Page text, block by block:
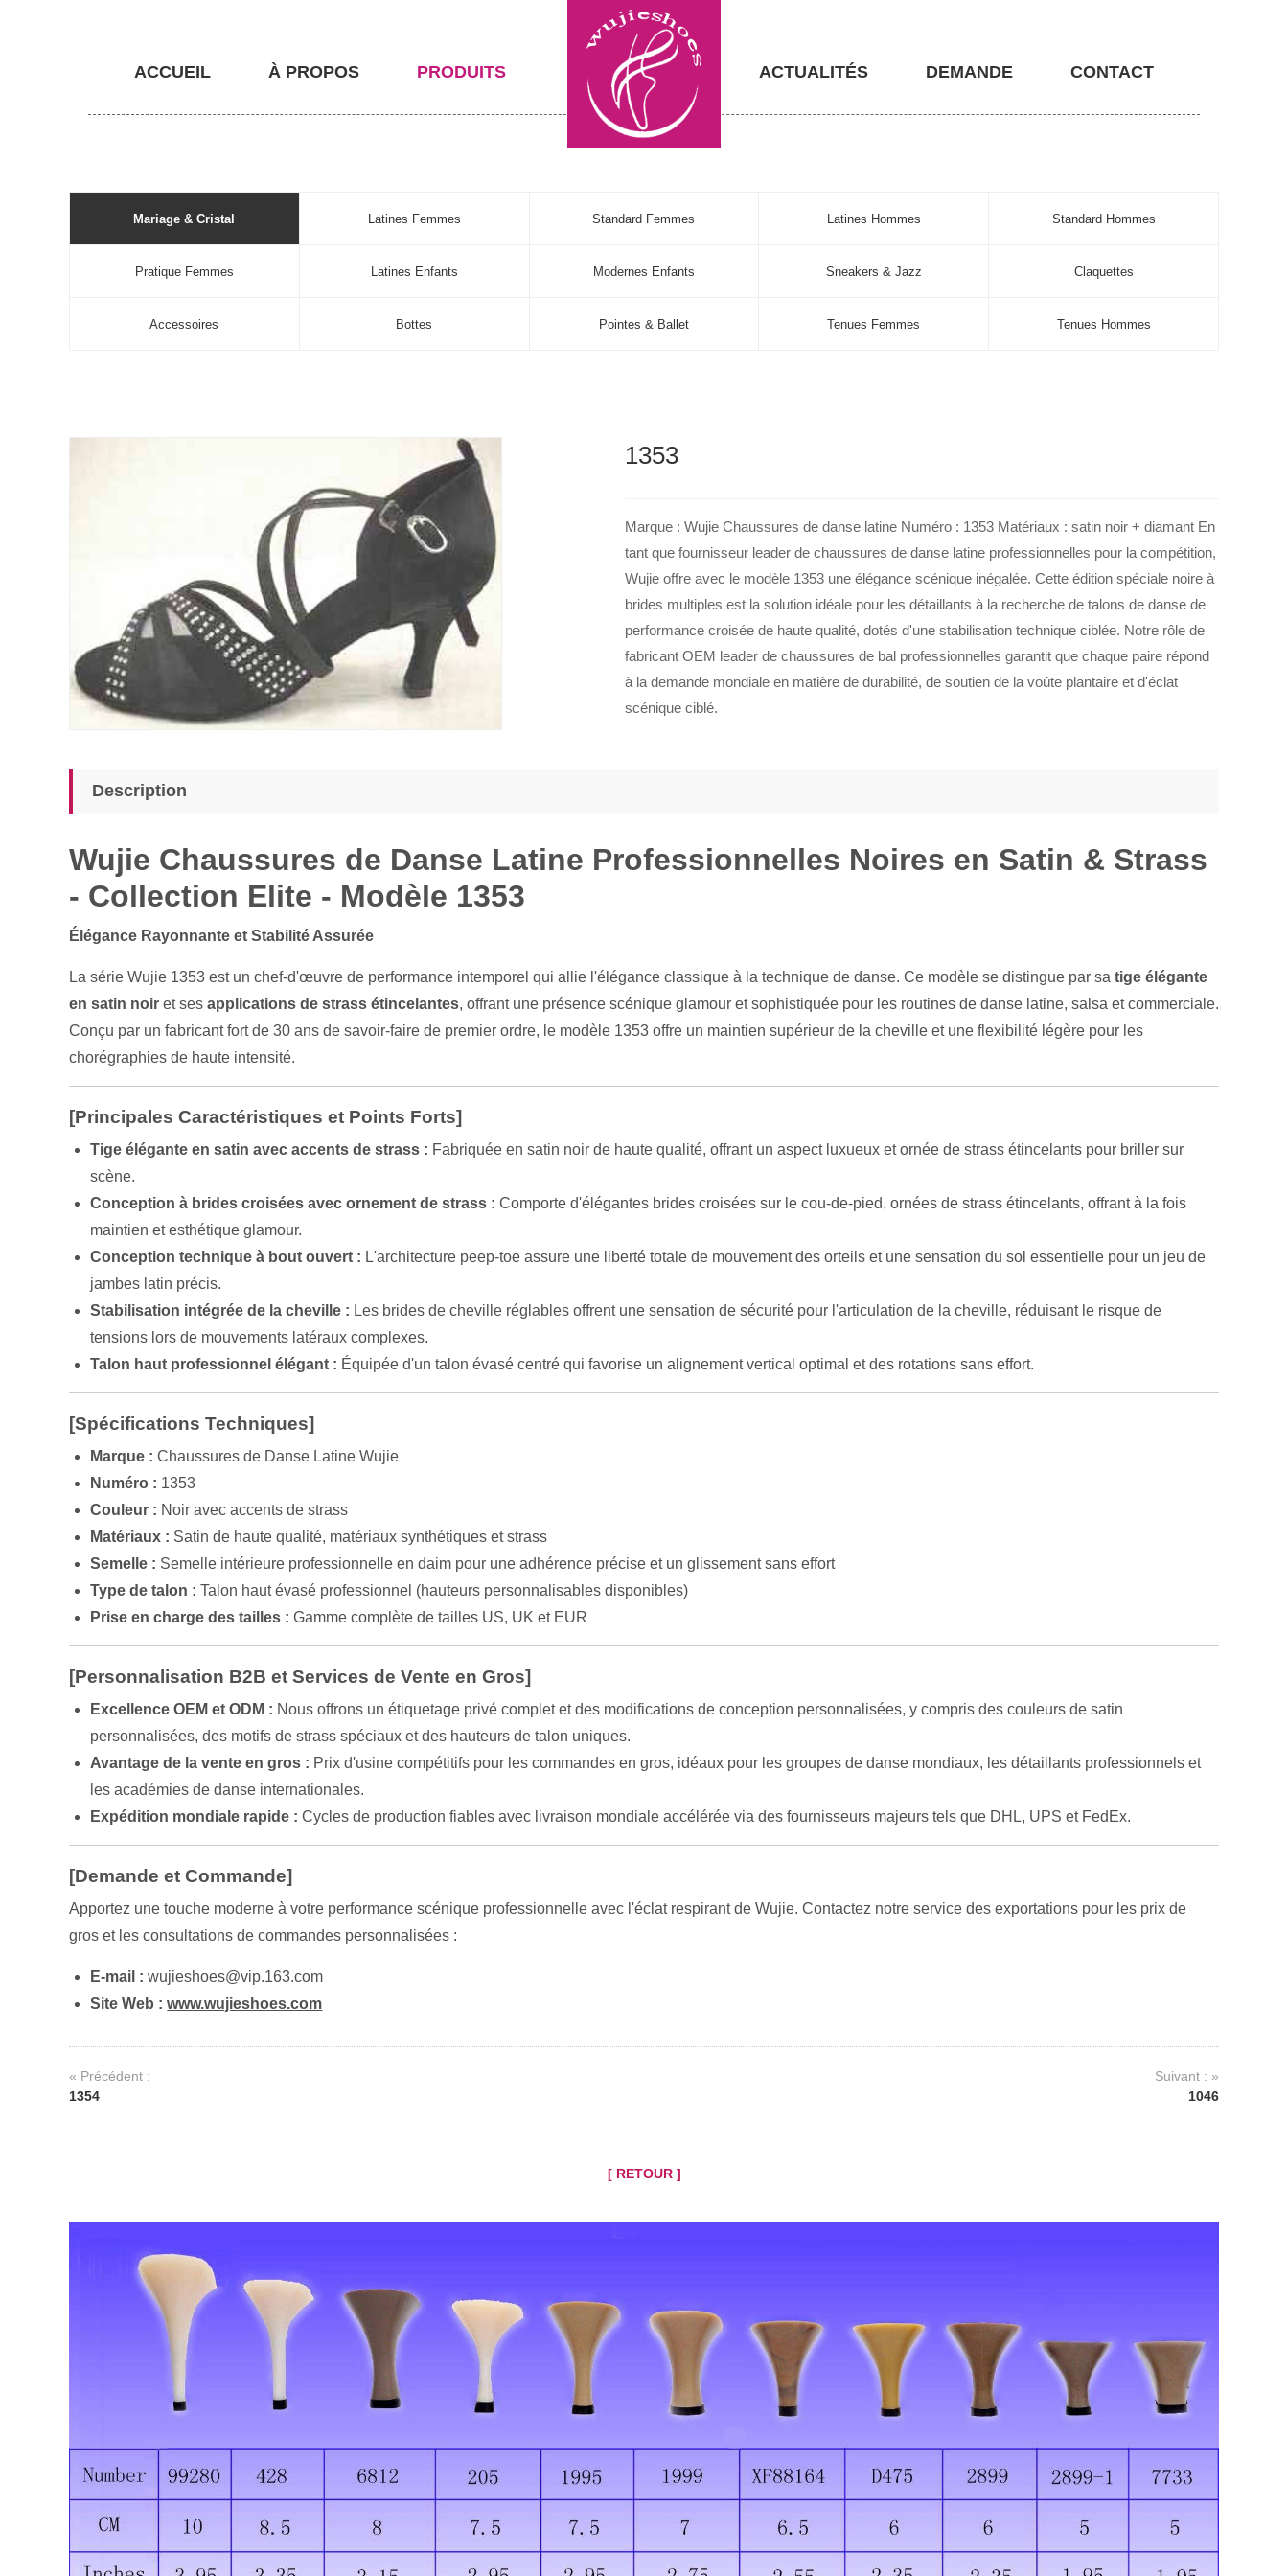
ACCUEIL À PROPOS PRODUITS ACTUALITÉS DEMANDE CONTACT
Mariage & Cristal Latines Femmes Standard Femmes Latines Hommes Standard Hommes
Pratique Femmes Latines Enfants Modernes Enfants Sneakers & Jazz Claquettes
Accessoires Bottes Pointes & Ballet Tenues Femmes Tenues Hommes
1353
Marque : Wujie Chaussures de danse latine Numéro : 1353 Matériaux : satin noir + diamant En
tant que fournisseur leader de chaussures de danse latine professionnelles pour la compétition,
Wujie offre avec le modèle 1353 une élégance scénique inégalée. Cette édition spéciale noire à
brides multiples est la solution idéale pour les détaillants à la recherche de talons de danse de
performance croisée de haute qualité, dotés d'une stabilisation technique ciblée. Notre rôle de
fabricant OEM leader de chaussures de bal professionnelles garantit que chaque paire répond
à la demande mondiale en matière de durabilité, de soutien de la voûte plantaire et d'éclat
scénique ciblé.
Description
Wujie Chaussures de Danse Latine Professionnelles Noires en Satin & Strass
- Collection Elite - Modèle 1353
Élégance Rayonnante et Stabilité Assurée
La série Wujie 1353 est un chef-d'œuvre de performance intemporel qui allie l'élégance classique à la technique de danse. Ce modèle se distingue par sa tige élégante
en satin noir et ses applications de strass étincelantes, offrant une présence scénique glamour et sophistiquée pour les routines de danse latine, salsa et commerciale.
Conçu par un fabricant fort de 30 ans de savoir-faire de premier ordre, le modèle 1353 offre un maintien supérieur de la cheville et une flexibilité légère pour les
chorégraphies de haute intensité.
[Principales Caractéristiques et Points Forts]
Tige élégante en satin avec accents de strass : Fabriquée en satin noir de haute qualité, offrant un aspect luxueux et ornée de strass étincelants pour briller sur
scène.
Conception à brides croisées avec ornement de strass : Comporte d'élégantes brides croisées sur le cou-de-pied, ornées de strass étincelants, offrant à la fois
maintien et esthétique glamour.
Conception technique à bout ouvert : L'architecture peep-toe assure une liberté totale de mouvement des orteils et une sensation du sol essentielle pour un jeu de
jambes latin précis.
Stabilisation intégrée de la cheville : Les brides de cheville réglables offrent une sensation de sécurité pour l'articulation de la cheville, réduisant le risque de
tensions lors de mouvements latéraux complexes.
Talon haut professionnel élégant : Équipée d'un talon évasé centré qui favorise un alignement vertical optimal et des rotations sans effort.
[Spécifications Techniques]
Marque : Chaussures de Danse Latine Wujie
Numéro : 1353
Couleur : Noir avec accents de strass
Matériaux : Satin de haute qualité, matériaux synthétiques et strass
Semelle : Semelle intérieure professionnelle en daim pour une adhérence précise et un glissement sans effort
Type de talon : Talon haut évasé professionnel (hauteurs personnalisables disponibles)
Prise en charge des tailles : Gamme complète de tailles US, UK et EUR
[Personnalisation B2B et Services de Vente en Gros]
Excellence OEM et ODM : Nous offrons un étiquetage privé complet et des modifications de conception personnalisées, y compris des couleurs de satin
personnalisées, des motifs de strass spéciaux et des hauteurs de talon uniques.
Avantage de la vente en gros : Prix d'usine compétitifs pour les commandes en gros, idéaux pour les groupes de danse mondiaux, les détaillants professionnels et
les académies de danse internationales.
Expédition mondiale rapide : Cycles de production fiables avec livraison mondiale accélérée via des fournisseurs majeurs tels que DHL, UPS et FedEx.
[Demande et Commande]
Apportez une touche moderne à votre performance scénique professionnelle avec l'éclat respirant de Wujie. Contactez notre service des exportations pour les prix de
gros et les consultations de commandes personnalisées :
E-mail : wujieshoes@vip.163.com
Site Web : www.wujieshoes.com
« Précédent :
1354
Suivant : »
1046
[ RETOUR ]